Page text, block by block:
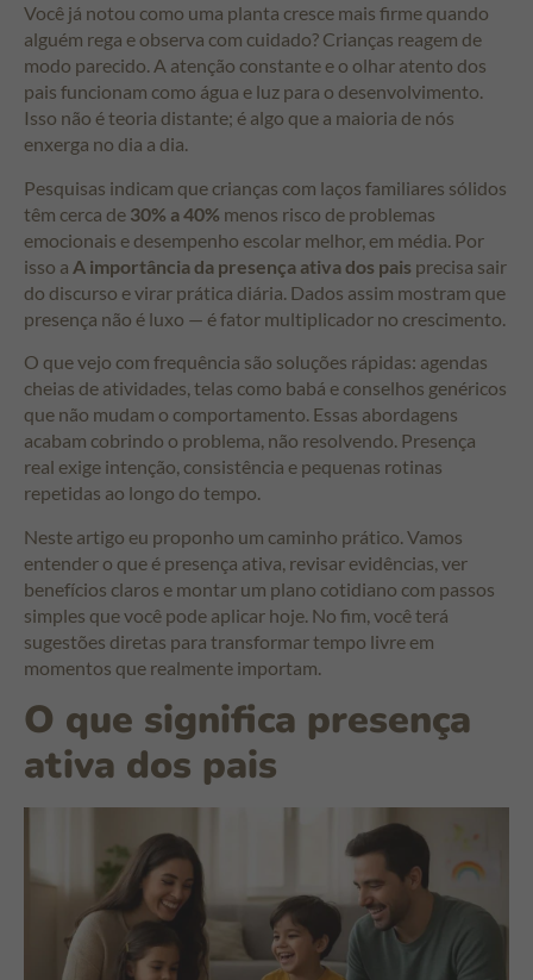
Você já notou como uma planta cresce mais firme quando
alguém rega e observa com cuidado? Crianças reagem de
modo parecido. A atenção constante e o olhar atento dos
pais funcionam como água e luz para o desenvolvimento.
Isso não é teoria distante; é algo que a maioria de nós
enxerga no dia a dia.
Pesquisas indicam que crianças com laços familiares sólidos
têm cerca de 30% a 40% menos risco de problemas
emocionais e desempenho escolar melhor, em média. Por
isso a A importância da presença ativa dos pais precisa sair
do discurso e virar prática diária. Dados assim mostram que
presença não é luxo — é fator multiplicador no crescimento.
O que vejo com frequência são soluções rápidas: agendas
cheias de atividades, telas como babá e conselhos genéricos
que não mudam o comportamento. Essas abordagens
acabam cobrindo o problema, não resolvendo. Presença
real exige intenção, consistência e pequenas rotinas
repetidas ao longo do tempo.
Neste artigo eu proponho um caminho prático. Vamos
entender o que é presença ativa, revisar evidências, ver
benefícios claros e montar um plano cotidiano com passos
simples que você pode aplicar hoje. No fim, você terá
sugestões diretas para transformar tempo livre em
momentos que realmente importam.
O que significa presença
ativa dos pais